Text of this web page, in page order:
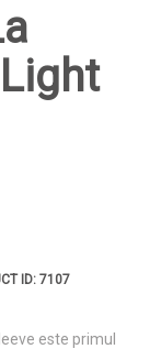
ID: 7107
este primul